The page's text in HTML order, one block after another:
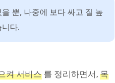
뿐, 나중에 보다 싸고 질 높
다.
켜 서비스 를 정리하면서, 목